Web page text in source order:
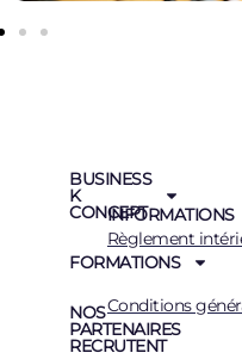
BUSINESS
K
CONCEPT
FORMATIONS
NOS
PARTENAIRES
RECRUTENT
INFORMATIONS
Règlement
Conditions